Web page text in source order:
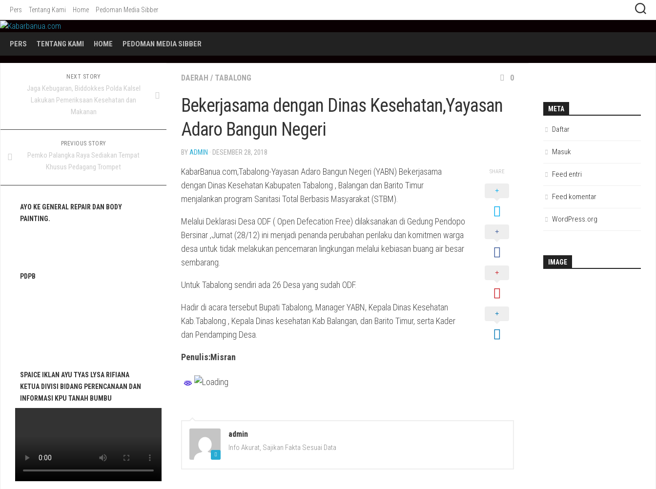
Skip
content
Pers Tentang Kami Home Pedoman Media Sibber
PERS TENTANG KAMI HOME PEDOMAN MEDIA SIBBER
DAERAH / TABALONG 0
Bekerjasama dengan Dinas Kesehatan,Yayasan
Adaro Bangun Negeri
BY ADMIN · DESEMBER 28, 2018
KabarBanua.com,Tabalong-Yayasan Adaro Bangun Negeri (YABN) Bekerjasama
dengan Dinas Kesehatan Kabupaten Tabalong , Balangan dan Barito Timur
menjalankan program Sanitasi Total Berbasis Masyarakat (STBM).
Melalui Deklarasi Desa ODF ( Open Defecation Free) dilaksanakan di Gedung Pendopo
Bersinar ,Jumat (28/12) ini menjadi penanda perubahan perilaku dan komitmen warga
desa untuk tidak melakukan pencemaran lingkungan melalui kebiasan buang air besar
sembarang.
Untuk Tabalong sendiri ada 26 Desa yang sudah ODF.
Hadir di acara tersebut Bupati Tabalong, Manager YABN, Kepala Dinas Kesehatan
Kab.Tabalong , Kepala Dinas kesehatan Kab Balangan, dan Barito Timur, serta Kader
dan Pendamping Desa.
Penulis:Misran
SHARE
admin
Info Akurat, Sajikan Fakta Sesuai Data
NEXT STORY
Jaga Kebugaran, Biddokkes Polda Kalsel
Lakukan Pemeriksaan Kesehatan dan
Makanan
PREVIOUS STORY
Pemko Palangka Raya Sediakan Tempat
Khusus Pedagang Trompet
AYO KE GENERAL REPAIR DAN BODY
PAINTING.
PDPB
SPAICE IKLAN AYU TYAS LYSA RIFIANA
KETUA DIVISI BIDANG PERENCANAAN DAN
INFORMASI KPU TANAH BUMBU
META
Daftar
Masuk
Feed entri
Feed komentar
WordPress.org
IMAGE